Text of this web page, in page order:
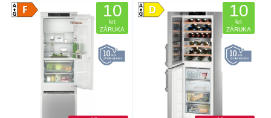
10
let
ZÁRUKA
10
let
ZÁRUKA